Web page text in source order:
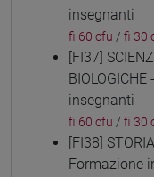
insegnanti
fi 60 cfu / fi 30
[FI37]
insegnanti
fi 60 cfu / fi 30
[FI38]
Formazione